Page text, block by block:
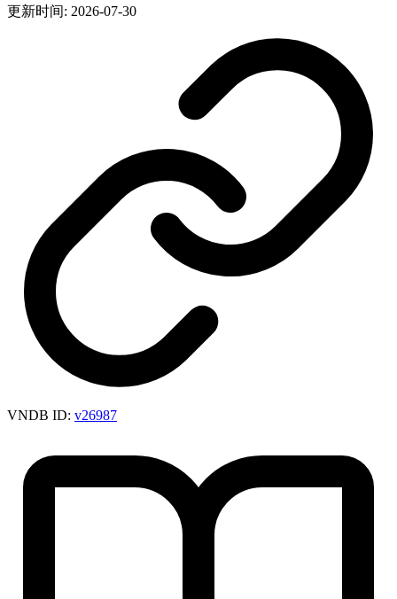
更新时间: 2026-07-30
VNDB ID: v26987